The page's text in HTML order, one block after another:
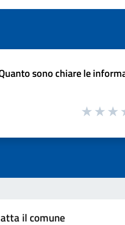
sono chiare le
il comune